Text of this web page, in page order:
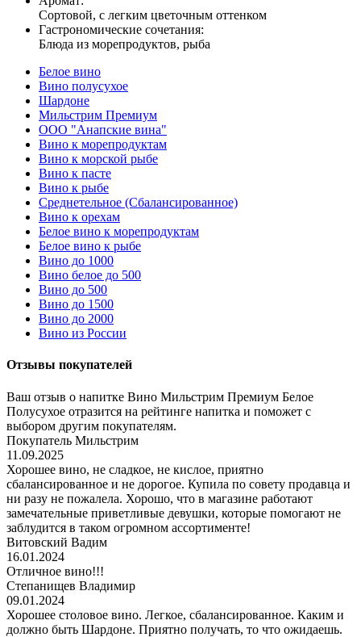
Сортовой, с легким цветочным оттенком
Гастрономические сочетания:
Блюда из морепродуктов, рыба
Белое вино
Вино полусухое
Шардоне
Мильстрим Премиум
OOO "Анапские вина"
Вино к морепродуктам
Вино к морской рыбе
Вино к пасте
Вино к рыбе
Среднетельное (Сбалансированное)
Вино к орехам
Белое вино к морепродуктам
Белое вино к рыбе
Вино до 1000
Вино белое до 500
Вино до 500
Вино до 1500
Вино до 2000
Вино из России
Отзывы покупателей
Ваш отзыв о напитке Вино Мильстрим Премиум Белое
Полусухое отразится на рейтинге напитка и поможет с
выбором другим покупателям.
Покупатель Мильстрим
11.09.2025
Хорошее вино, не сладкое, не кислое, приятно
сбалансированное и не дорогое. Купила по совету продавца и
ни разу не пожалела. Хорошо, что в магазине работают
замечательные приветливые девушки, которые помогают не
заблудится в таком огромном ассортименте!
Витовский Вадим
16.01.2024
Отличное вино!!!
Степанищев Владимир
09.01.2024
Хорошее столовое вино. Легкое, сбалансированное. Каким и
должно быть Шардоне. Приятно получать, то что ожидаешь.